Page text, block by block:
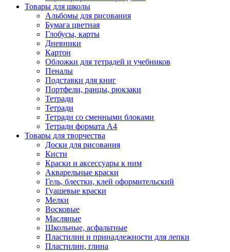
Товары для школы
Альбомы для рисования
Бумага цветная
Глобусы, карты
Дневники
Картон
Обложки для тетрадей и учебников
Пеналы
Подставки для книг
Портфели, ранцы, рюкзаки
Тетради
Тетради
Тетради со сменными блоками
Тетради формата А4
Товары для творчества
Доски для рисования
Кисти
Краски и аксессуары к ним
Акварельные краски
Гель, блестки, клей оформительский
Гуашевые краски
Мелки
Восковые
Масляные
Школьные, асфальтные
Пластилин и принадлежности для лепки
Пластилин, глина